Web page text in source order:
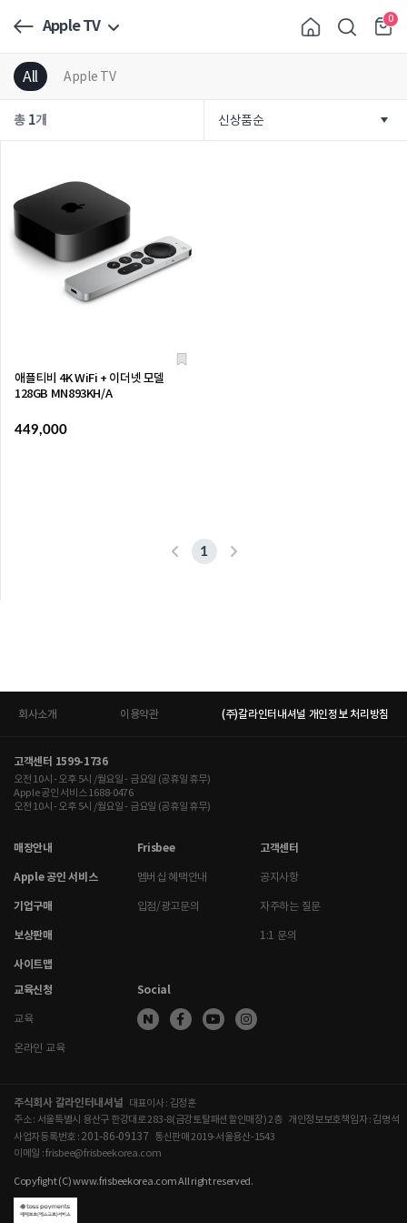
Apple TV 0
All Apple TV
총 1개
애플티비 4K WiFi + 이더넷 모델
128GB MN893KH/A
449,000
1
회사소개 이용약관 (주)갈라인터내셔널 개인정보 처리방침
고객센터 1599-1736
오전 10시 - 오후 5시 /월요일 - 금요일 (공휴일 휴무)
Apple 공인 서비스 1688-0476
오전 10시 - 오후 5시 /월요일 - 금요일 (공휴일 휴무)
매장안내
Apple 공인 서비스
기업구매
보상판매
사이트맵
Frisbee
멤버십 혜택안내
입점/광고문의
고객센터
공지사항
자주하는 질문
1:1 문의
교육신청
교육
온라인 교육
Social
주식회사 갈라인터내셔널 대표이사 : 김정훈
주소 : 서울특별시 용산구 한강대로 283-8(금강토탈패션할인매장) 2층 개인정보보호책임자 : 김명석
사업자등록번호 : 201-86-09137 통신판매 2019-서울용산-1543
이메일 : frisbee@frisbeekorea.com
Copyfight (C) www.frisbeekorea.com All right reserved.